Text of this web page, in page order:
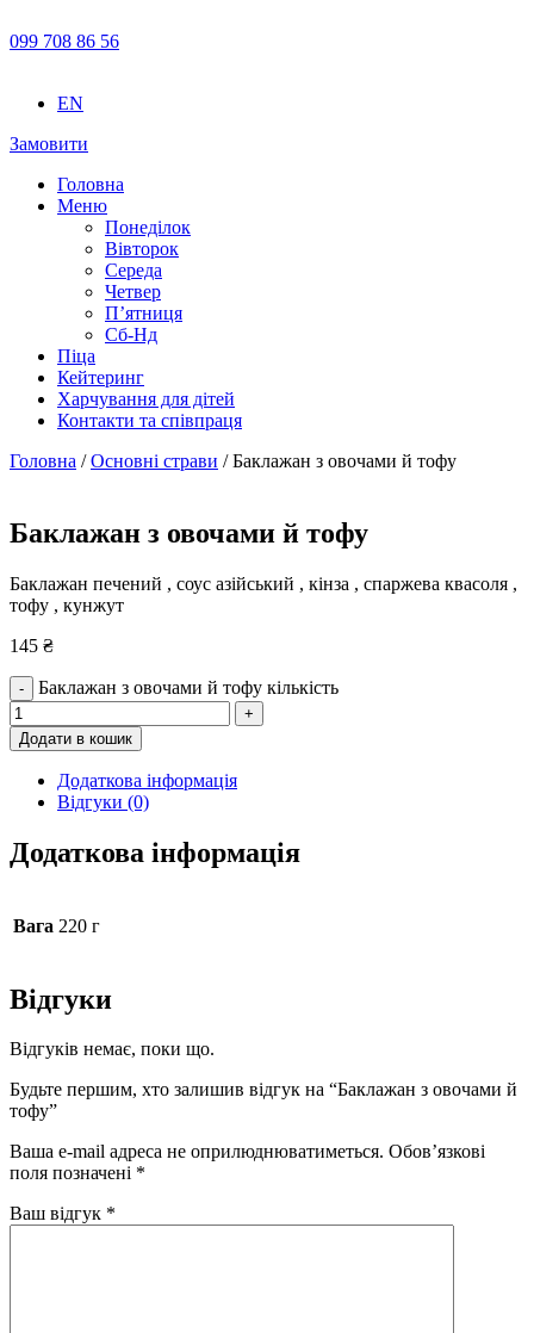
099 708 86 56
EN
Замовити
Головна
Меню
Понеділок
Вівторок
Середа
Четвер
П’ятниця
Сб-Нд
Піца
Кейтеринг
Харчування для дітей
Контакти та співпраця
Головна /Основні страви / Баклажан з овочами й тофу
Баклажан з овочами й тофу
Баклажан печений , соус азійський , кінза , спаржева квасоля ,
тофу , кунжут
145 ₴
- Баклажан з овочами й тофу кількість
+
Додати в кошик
Додаткова інформація
Відгуки (0)
Додаткова інформація
Вага 220 г
Відгуки
Відгуків немає, поки що.
Будьте першим, хто залишив відгук на “Баклажан з овочами й
тофу”
Ваша e-mail адреса не оприлюднюватиметься. Обов’язкові
поля позначені *
Ваш відгук *